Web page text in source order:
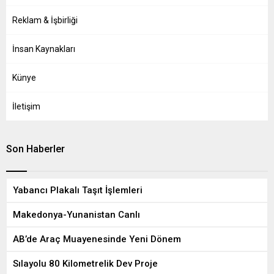
Reklam & İşbirliği
İnsan Kaynakları
Künye
İletişim
Son Haberler
Yabancı Plakalı Taşıt İşlemleri
Makedonya-Yunanistan Canlı
AB’de Araç Muayenesinde Yeni Dönem
Sılayolu 80 Kilometrelik Dev Proje